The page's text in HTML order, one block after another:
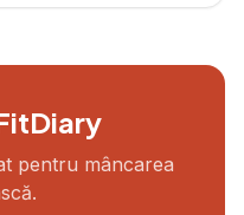
pentru mâncarea